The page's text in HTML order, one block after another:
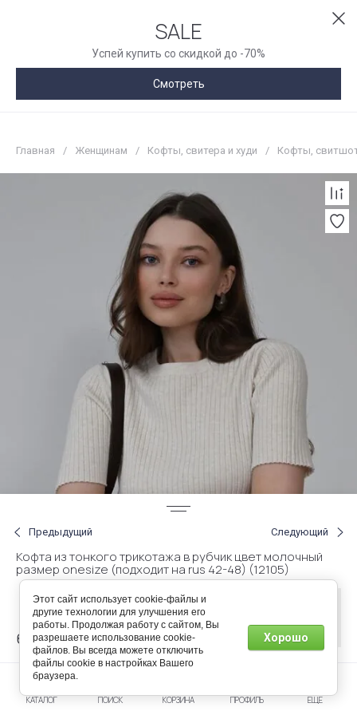
SALE
Успей купить со скидкой до -70%
Смотреть
Главная / Женщинам / Кофты, свитера и худи / Кофты,
Предыдущий Следующий
Кофта из тонкого трикотажа в рубчик цвет молочный
размер onesize (подходит на rus 42-48) (12105)
Артикул: 2024664
60.00 р.
наличии
КАТАЛОГ ПОИСК КОРЗИНА ПРОФИЛЬ ЕЩЕ
Этот сайт использует cookie-файлы и
другие технологии для улучшения его
работы. Продолжая работу с сайтом, Вы
разрешаете использование cookie-
файлов. Вы всегда можете отключить
файлы cookie в настройках Вашего
браузера.
Хорошо